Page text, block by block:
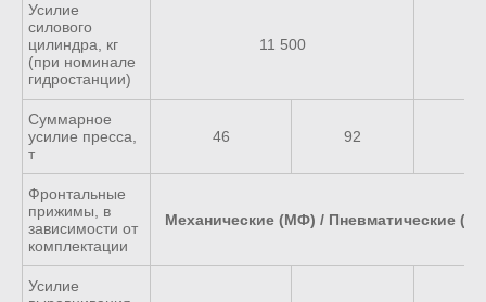
Усилие
силового
цилиндра, кг
(при номинале
гидростанции)
11 500
Суммарное
усилие пресса,
т
46 92
Фронтальные
прижимы, в
зависимости от
комплектации
Механические (МФ) / Пневматические
Усилие